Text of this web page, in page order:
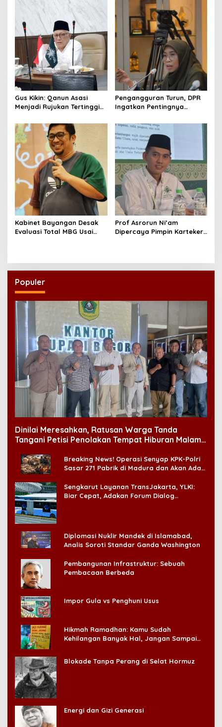
Gus Kikin: Qanun Asasi
Menjadi Rujukan Tertinggi
Pengangguran Turun, DPR
Ingatkan Pentingnya
yang Layak
Kabinet Bayangan Desak
Evaluasi Total MBG Usai
Prof Asrorun Ni’am
Dipercaya Pimpin Karteker
Populer
Dinilai Meresahkan, Ratusan Warga Tanda
Tangani Petisi Penolakan Tempat Hiburan Malam
Breaking News! Operasi Senyap KPK-Polri
Sasar 271 Pabrik di Madura dan Akan Ada
Sengkarut Layanan TransJakarta, YLKI:
Biar Cepat, Adakan Forum Dialog
Diplomasi Nuklir Mandek di Islamabad,
Analis Soroti Standar Ganda Washington
Pembangunan Infrastruktur: Sebuah
Pembacaan Berbeda
Impor Gula vs Penghuni Usus
Hikmah Ramadhan: Kamu Sudah
Kehilangan Banyak Hal, Jangan Sampai
Blokade Tanpa Perang di Selat Hormuz
Energi dan Gizi Generasi